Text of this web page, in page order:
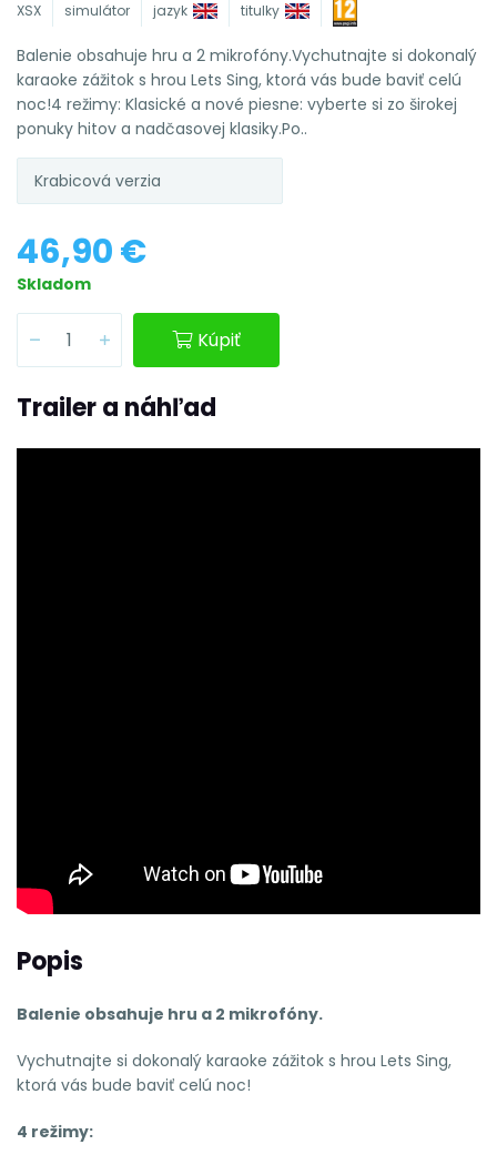
XSX simulátor jazyk titulky
Balenie obsahuje hru a 2 mikrofóny.Vychutnajte si dokonalý
karaoke zážitok s hrou Lets Sing, ktorá vás bude baviť celú
noc!4 režimy: Klasické a nové piesne: vyberte si zo širokej
ponuky hitov a nadčasovej klasiky.Po..
Krabicová verzia
46,90 €
Skladom
Kúpiť
Trailer a náhľad
Popis
Balenie obsahuje hru a 2 mikrofóny.
Vychutnajte si dokonalý karaoke zážitok s hrou Lets Sing,
ktorá vás bude baviť celú noc!
4 režimy: